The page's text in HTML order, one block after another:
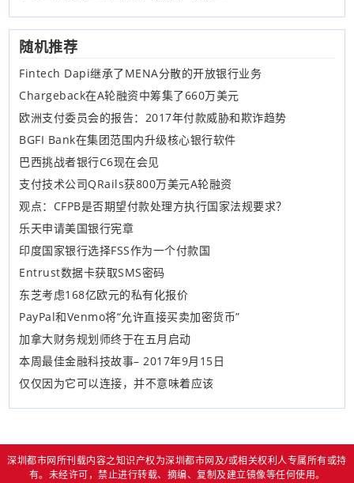
随机推荐
Fintech Dapi继承了MENA分散的开放银行业务
Chargeback在A轮融资中筹集了660万美元
欧洲支付委员会的报告：2017年付款威胁和欺诈趋势
BGFI Bank在集团范围内升级核心银行软件
巴西挑战者银行C6现在会见
支付技术公司QRails获800万美元A轮融资
观点：CFPB是否期望付款处理方执行国家法规要求？
乐天申请美国银行宪章
印度国家银行选择FSS作为一个付款国
Entrust数据卡获取SMS密码
东芝考虑168亿欧元的私有化报价
PayPal和Venmo将“允许直接买卖加密货币”
加拿大财务规划师终于在五月启动
本周最佳金融科技故事– 2017年9月15日
仅仅因为它可以连接，并不意味着应该
深圳都市网所刊载内容之知识产权为深圳都市网及/或相关权利人专属所有或持
有。未经许可，禁止进行转载、摘编、复制及建立镜像等任何使用。